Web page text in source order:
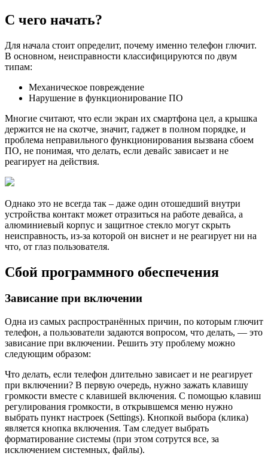
С чего начать?
Для начала стоит определит, почему именно телефон глючит.
В основном, неисправности классифицируются по двум
типам:
Механическое повреждение
Нарушение в функционирование ПО
Многие считают, что если экран их смартфона цел, а крышка
держится не на скотче, значит, гаджет в полном порядке, и
проблема неправильного функционирования вызвана сбоем
ПО, не понимая, что делать, если девайс зависает и не
реагирует на действия.
Однако это не всегда так – даже один отошедший внутри
устройства контакт может отразиться на работе девайса, а
алюминиевый корпус и защитное стекло могут скрыть
неисправность, из-за которой он виснет и не реагирует ни на
что, от глаз пользователя.
Сбой программного обеспечения
Зависание при включении
Одна из самых распространённых причин, по которым глючит
телефон, а пользователи задаются вопросом, что делать, — это
зависание при включении. Решить эту проблему можно
следующим образом:
Что делать, если телефон длительно зависает и не реагирует
при включении? В первую очередь, нужно зажать клавишу
громкости вместе с клавишей включения. С помощью клавиш
регулирования громкости, в открывшемся меню нужно
выбрать пункт настроек (Settings). Кнопкой выбора (клика)
является кнопка включения. Там следует выбрать
форматирование системы (при этом сотрутся все, за
исключением системных, файлы).